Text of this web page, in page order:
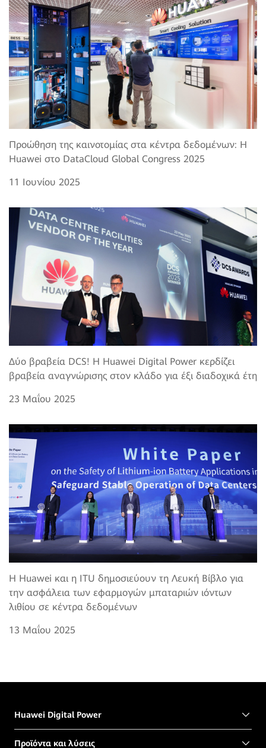
Προώθηση της καινοτομίας στα κέντρα δεδομένων: Η
Huawei στο DataCloud Global Congress 2025
11 Ιουνίου 2025
Δύο βραβεία DCS! Η Huawei Digital Power κερδίζει
βραβεία αναγνώρισης στον κλάδο για έξι διαδοχικά έτη
23 Μαΐου 2025
Η Huawei και η ITU δημοσιεύουν τη Λευκή Βίβλο για
την ασφάλεια των εφαρμογών μπαταριών ιόντων
λιθίου σε κέντρα δεδομένων
13 Μαΐου 2025
Huawei Digital Power
Προϊόντα και λύσεις